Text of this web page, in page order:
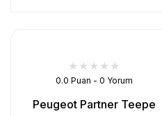
0.0 Puan - 0 Yorum
Peugeot Partner Teepe